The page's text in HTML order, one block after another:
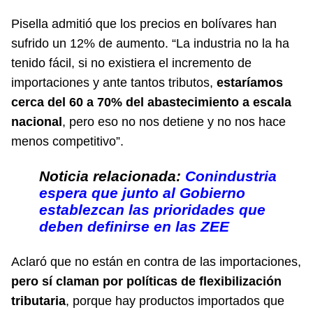
Pisella admitió que los precios en bolívares han
sufrido un 12% de aumento. “La industria no la ha
tenido fácil, si no existiera el incremento de
importaciones y ante tantos tributos, estaríamos
cerca del 60 a 70% del abastecimiento a escala
nacional, pero eso no nos detiene y no nos hace
menos competitivo”.
Noticia relacionada: Conindustria
espera que junto al Gobierno
establezcan las prioridades que
deben definirse en las ZEE
Aclaró que no están en contra de las importaciones,
pero sí claman por políticas de flexibilización
tributaria, porque hay productos importados que